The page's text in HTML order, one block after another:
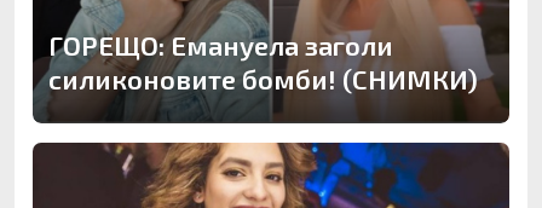
ГОРЕЩО: Емануела заголи
силиконовите бомби! (СНИМКИ)